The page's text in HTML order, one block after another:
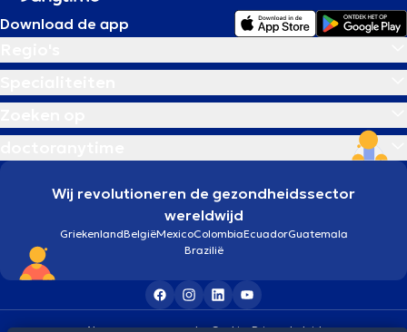
Download de app
Wij revolutioneren de gezondheidssector
wereldwijd
GriekenlandBelgiëMexicoColombiaEcuadorGuatemala
Brazilië